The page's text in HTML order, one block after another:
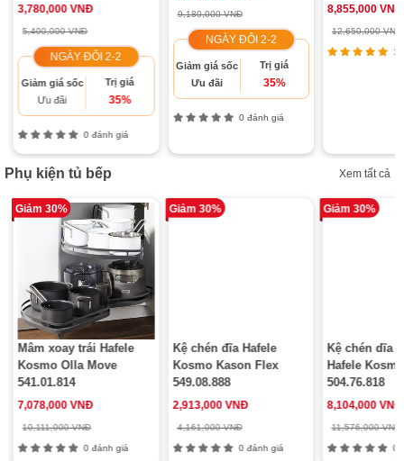
3,780,000 VNĐ
5,400,000 VNĐ
NGÀY ĐÔI 2-2
Giảm giá sốc
Ưu đãi
Trị giá
35%
0 đánh giá
9,180,000 VNĐ
NGÀY ĐÔI 2-2
Giảm giá sốc
Ưu đãi
Trị giá
35%
0 đánh giá
8,855,000 VNĐ
12,650,000 VNĐ
11
Phụ kiện tủ bếp Xem tất cả
Giảm 30%
Mâm xoay trái Hafele
Kosmo Olla Move
541.01.814
7,078,000 VNĐ
10,111,000 VNĐ
0 đánh giá
Giảm 30%
Kệ chén đĩa Hafele
Kosmo Kason Flex
549.08.888
2,913,000 VNĐ
4,161,000 VNĐ
0 đánh giá
Giảm 30%
Kệ chén dĩa
Hafele
504.76.818
8,104,000 VNĐ
11,576,000 VNĐ
0